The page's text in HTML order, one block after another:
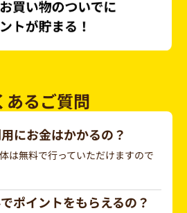
あるご質問
にお金はかかるの？
は無料で行っていただけますので
ポイントをもらえるの？